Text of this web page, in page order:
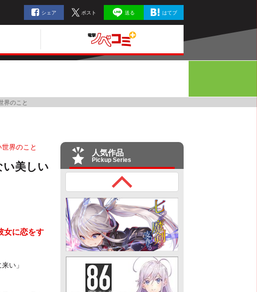
シェア ポスト 送る はてブ
界のこと
界のこと
い美しい
女に恋をす
い」
人気作品
Pickup Series